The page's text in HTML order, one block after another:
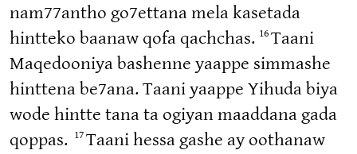
nam77antho go7ettana mela kasetada
hintteko baanaw qofa qachchas. 16Taani
Maqedooniya bashenne yaappe simmashe
hinttena be7ana. Taani yaappe Yihuda biya
wode hintte tana ta ogiyan maaddana gada
qoppas. 17Taani hessa gashe ay oothanaw